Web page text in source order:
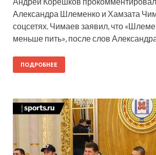
Александра Шлеменко и Хамзата
соцсетях. Чимаев заявил, что
меньше пить», после слов
ПОДРОБНЕЕ